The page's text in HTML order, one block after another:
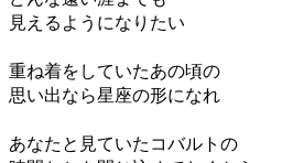
見えるようになりたい
重ね着をしていたあの頃の
思い出なら星座の形になれ
あなたと見ていたコバルトの